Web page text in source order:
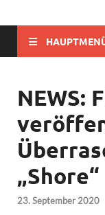
NEWS:
„Shore“
23. September 2020